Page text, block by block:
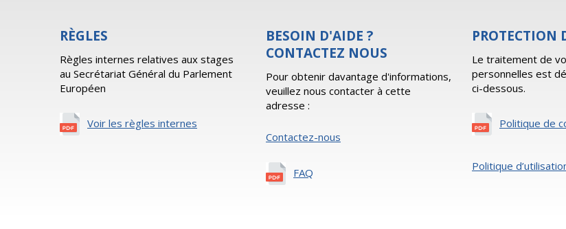
RÈGLES
Règles internes relatives aux stages
au Secrétariat Général du Parlement
Européen
Voir les règles internes
BESOIN D'AIDE ?
CONTACTEZ NOUS
Pour obtenir davantage d'informations,
veuillez nous contacter à cette
adresse :
Contactez-nous
FAQ
PROTECTION
Le traitement de
personnelles est
ci-dessous.
Politique de
Politique